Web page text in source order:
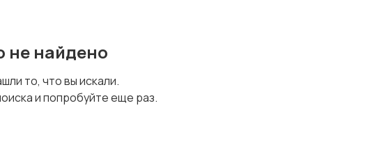
не найдено
то, что вы искали.
и попробуйте еще раз.